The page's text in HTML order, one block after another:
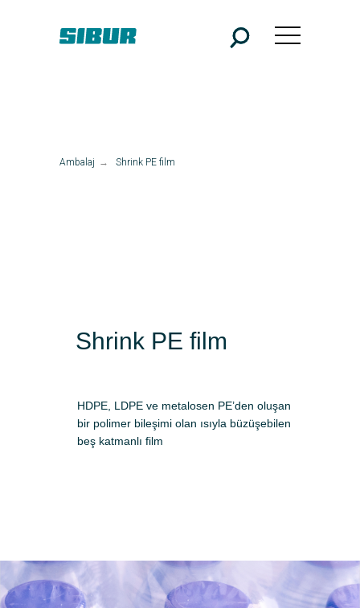
Ambalaj → Shrink PE film
Shrink PE film
HDPE, LDPE ve metalosen PE’den oluşan
bir polimer bileşimi olan ısıyla büzüşebilen
beş katmanlı film
Başvuru yap